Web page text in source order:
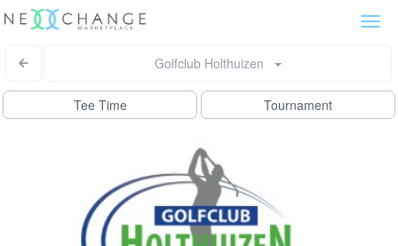
Golfclub Holthuizen
Tee Time Tournament